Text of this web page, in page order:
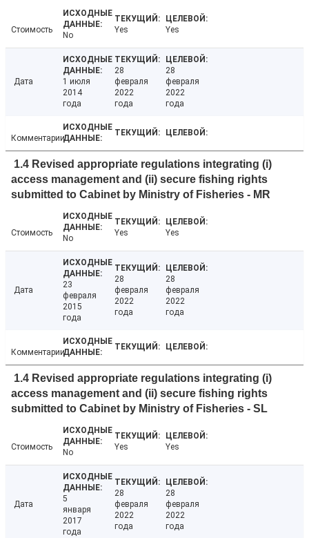
Стоимость
No
Yes Yes
Дата
1 июля
2014
года
28
февраля
2022
года
28
февраля
2022
года
Комментарии
1.4 Revised appropriate regulations integrating (i)
access management and (ii) secure fishing rights
submitted to Cabinet by Ministry of Fisheries - MR
Стоимость
No
Yes Yes
Дата
23
февраля
2015
года
28
февраля
2022
года
28
февраля
2022
года
Комментарии
1.4 Revised appropriate regulations integrating (i)
access management and (ii) secure fishing rights
submitted to Cabinet by Ministry of Fisheries - SL
Стоимость
No
Yes Yes
Дата
5
января
2017
года
28
февраля
2022
года
28
февраля
2022
года